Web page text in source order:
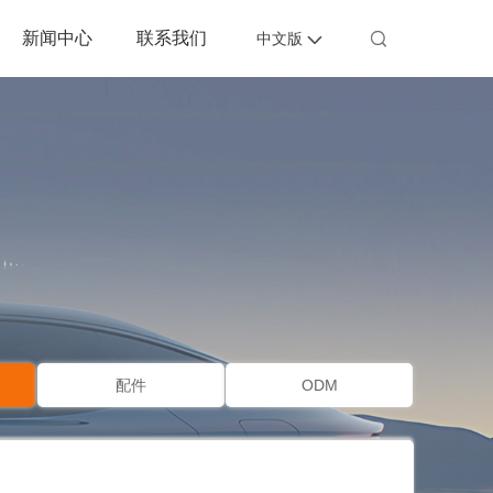
中文版  
新闻中心 联系我们
配件 ODM